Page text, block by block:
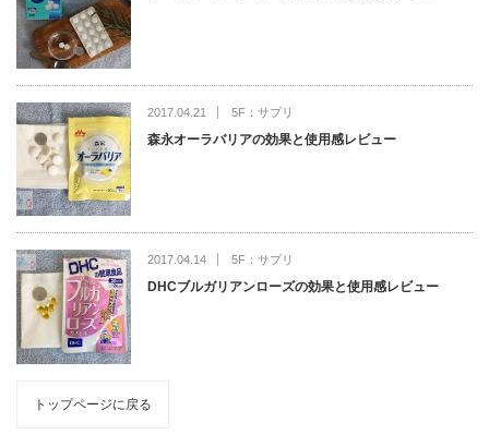
2017.04.21 5F：サプリ
森永オーラバリアの効果と使用感レビュー
2017.04.14 5F：サプリ
DHCブルガリアンローズの効果と使用感レビュー
トップページに戻る